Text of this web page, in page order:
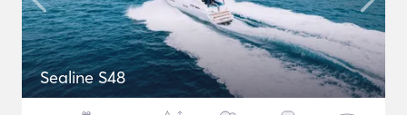
Sealine S48